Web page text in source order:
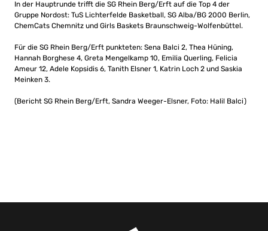
In der Hauptrunde trifft die SG Rhein Berg/Erft auf die Top 4 der
Gruppe Nordost: TuS Lichterfelde Basketball, SG Alba/BG 2000 Berlin,
ChemCats Chemnitz und Girls Baskets Braunschweig-Wolfenbüttel.
Für die SG Rhein Berg/Erft punkteten: Sena Balci 2, Thea Hüning,
Hannah Borghese 4, Greta Mengelkamp 10, Emilia Querling, Felicia
Ameur 12, Adele Kopsidis 6, Tanith Elsner 1, Katrin Loch 2 und Saskia
Meinken 3.
(Bericht SG Rhein Berg/Erft, Sandra Weeger-Elsner, Foto: Halil Balci)